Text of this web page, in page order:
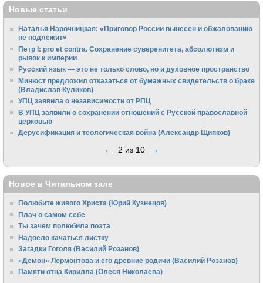
Новые статьи
Наталья Нарочницкая: «Приговор России вынесен и обжалованию
не подлежит»
Петр I: pro et contra. Сохранение суверенитета, абсолютизм и
рывок к империи
Русский язык — это не только слово, но и духовное пространство
Минюст предложил отказаться от бумажных свидетельств о браке
(Владислав Куликов)
УПЦ заявила о независимости от РПЦ
В УПЦ заявили о сохранении отношений с Русской православной
церковью
Дерусификация и теологическая война (Александр Щипков)
← 2 из 10 →
Новое в Читальном зале
Полюбите живого Христа (Юрий Кузнецов)
Плач о самом себе
Ты зачем полюбила поэта
Надоело качаться листку
Загадки Гоголя (Василий Розанов)
«Демон» Лермонтова и его древние родичи (Василий Розанов)
Памяти отца Кирилла (Олеся Николаева)